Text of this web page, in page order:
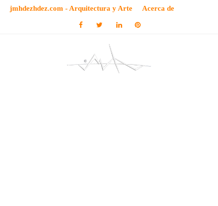
jmhdezhdez.com - Arquitectura y Arte Acerca de